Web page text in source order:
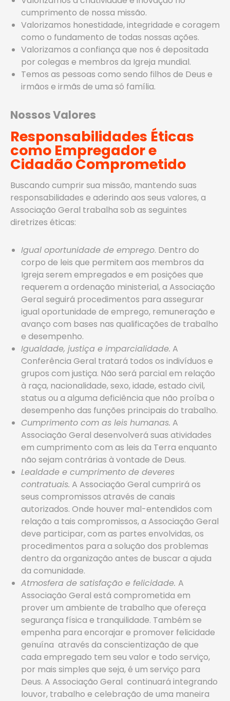
cumprimento de nossa missão.
Valorizamos honestidade, integridade e coragem
como o fundamento de todas nossas ações.
Valorizamos a confiança que nos é depositada
por colegas e membros da Igreja mundial.
Temos as pessoas como sendo filhos de Deus e
irmãos e irmãs de uma só família.
Nossos Valores
Responsabilidades Éticas
como Empregador e
Cidadão Comprometido
Buscando cumprir sua missão, mantendo suas
responsabilidades e aderindo aos seus valores, a
Associação Geral trabalha sob as seguintes
diretrizes éticas:
Igual oportunidade de emprego. Dentro do
corpo de leis que permitem aos membros da
Igreja serem empregados e em posições que
requerem a ordenação ministerial, a Associação
Geral seguirá procedimentos para assegurar
igual oportunidade de emprego, remuneração e
avanço com bases nas qualificações de trabalho
e desempenho.
Igualdade, justiça e imparcialidade. A
Conferência Geral tratará todos os indivíduos e
grupos com justiça. Não será parcial em relação
à raça, nacionalidade, sexo, idade, estado civil,
status ou a alguma deficiência que não proíba o
desempenho das funções principais do trabalho.
Cumprimento com as leis humanas. A
Associação Geral desenvolverá suas atividades
em cumprimento com as leis da Terra enquanto
não sejam contrárias à vontade de Deus.
Lealdade e cumprimento de deveres
contratuais. A Associação Geral cumprirá os
seus compromissos através de canais
autorizados. Onde houver mal-entendidos com
relação a tais compromissos, a Associação Geral
deve participar, com as partes envolvidas, os
procedimentos para a solução dos problemas
dentro da organização antes de buscar a ajuda
da comunidade.
Atmosfera de satisfação e felicidade. A
Associação Geral está comprometida em
prover um ambiente de trabalho que ofereça
segurança física e tranquilidade. Também se
empenha para encorajar e promover felicidade
genuína através da conscientização de que
cada empregado tem seu valor e todo serviço,
por mais simples que seja, é um serviço para
Deus. A Associação Geral continuará integrando
louvor, trabalho e celebração de uma maneira